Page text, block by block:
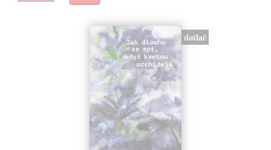
dotlač